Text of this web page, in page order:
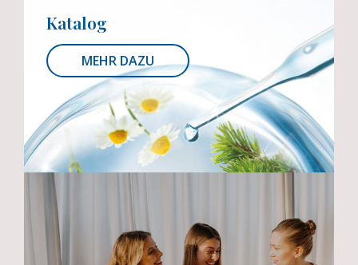
Katalog
MEHR DAZU